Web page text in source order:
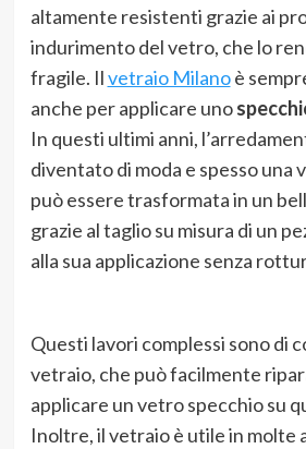
altamente resistenti grazie ai
indurimento del vetro, che lo
fragile. Ilvetraio Milanoè
anche per applicare uno
In questi ultimi anni,
diventato di moda e spesso una
può essere trasformata in un
grazie al taglio su misura di un
alla sua applicazione senza
Questi lavori complessi sono di
vetraio, che può facilmente
applicare un vetro specchio su
Inoltre, il vetraio è utile in molte